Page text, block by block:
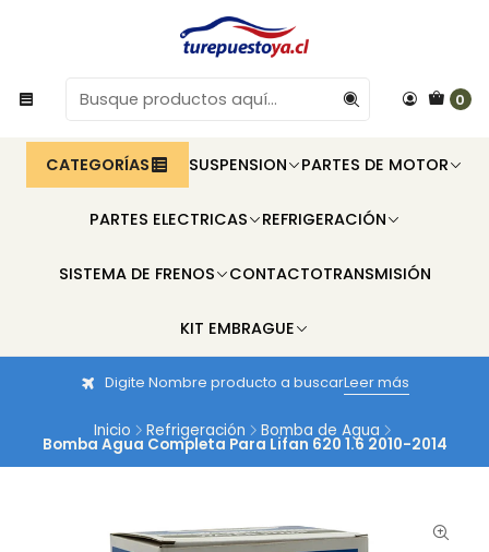
0
CATEGORÍAS SUSPENSION PARTES DE MOTOR
PARTES ELECTRICAS REFRIGERACIÓN
SISTEMA DE FRENOS CONTACTOTRANSMISIÓN
KIT EMBRAGUE
Digite Nombre producto a buscarLeer más
Inicio Refrigeración Bomba de Agua
Bomba Agua Completa Para Lifan 620 1.6 2010-2014